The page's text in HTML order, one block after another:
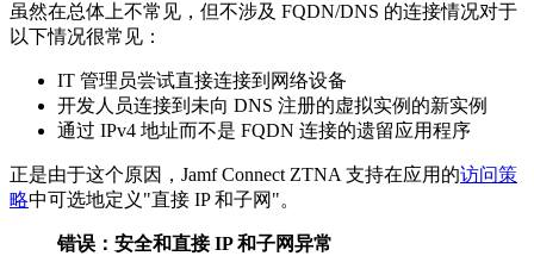
虽然在总体上不常见，但不涉及 FQDN/DNS 的连接情况对于
以下情况很常见：
IT 管理员尝试直接连接到网络设备
开发人员连接到未向 DNS 注册的虚拟实例的新实例
通过 IPv4 地址而不是 FQDN 连接的遗留应用程序
正是由于这个原因，Jamf Connect ZTNA 支持在应用的访问策
略中可选地定义"直接 IP 和子网"。
错误：安全和直接 IP 和子网异常